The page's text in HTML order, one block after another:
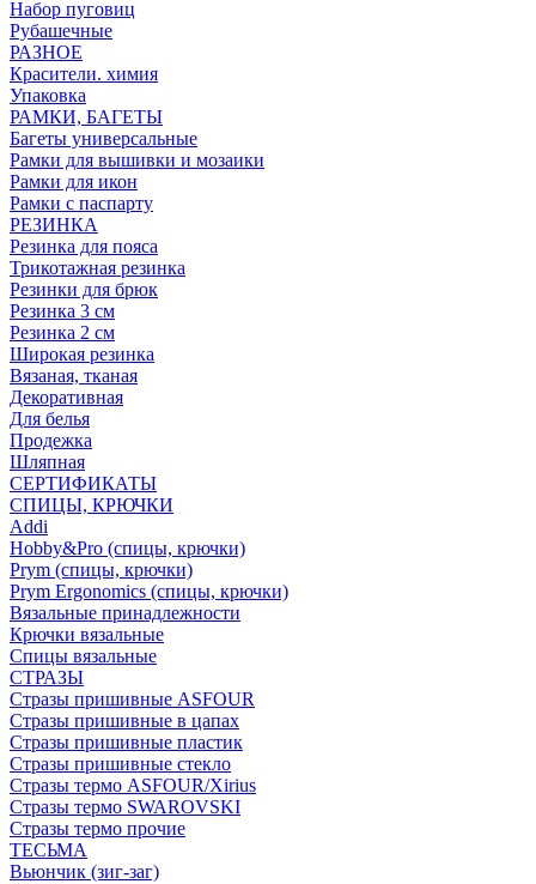
Набор пуговиц
Рубашечные
РАЗНОЕ
Красители. химия
Упаковка
РАМКИ, БАГЕТЫ
Багеты универсальные
Рамки для вышивки и мозаики
Рамки для икон
Рамки с паспарту
РЕЗИНКА
Резинка для пояса
Трикотажная резинка
Резинки для брюк
Резинка 3 см
Резинка 2 см
Широкая резинка
Вязаная, тканая
Декоративная
Для белья
Продежка
Шляпная
СЕРТИФИКАТЫ
СПИЦЫ, КРЮЧКИ
Addi
Hobby&Pro (спицы, крючки)
Prym (спицы, крючки)
Prym Ergonomics (спицы, крючки)
Вязальные принадлежности
Крючки вязальные
Спицы вязальные
СТРАЗЫ
Стразы пришивные ASFOUR
Стразы пришивные в цапах
Стразы пришивные пластик
Стразы пришивные стекло
Стразы термо ASFOUR/Xirius
Стразы термо SWAROVSKI
Стразы термо прочие
ТЕСЬМА
Вьюнчик (зиг-заг)